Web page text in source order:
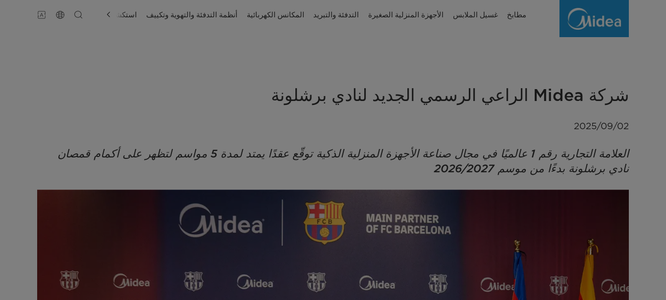
becomes
Partner
مطابخ غسيل الملابس الأجهزة المنزلية الصغيرة التدفئة والتبريد المكانس الكهربائية أنظمة التدفئة والتهوية وتكييف استكشاف الدعم
شركة Midea الراعي الرسمي الجديد لنادي برشلونة
العلامة التجارية رقم 1 عالميًا في مجال صناعة الأجهزة المنزلية الذكية توقّع عقدًا يمتد لمدة 5 مواسم لتظهر على أكمام قمصان
نادي برشلونة بدءًا من موسم 2026/2027
2025/09/02